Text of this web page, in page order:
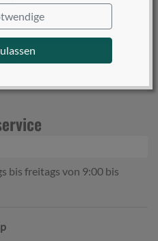
bis freitags von 9:00 bis